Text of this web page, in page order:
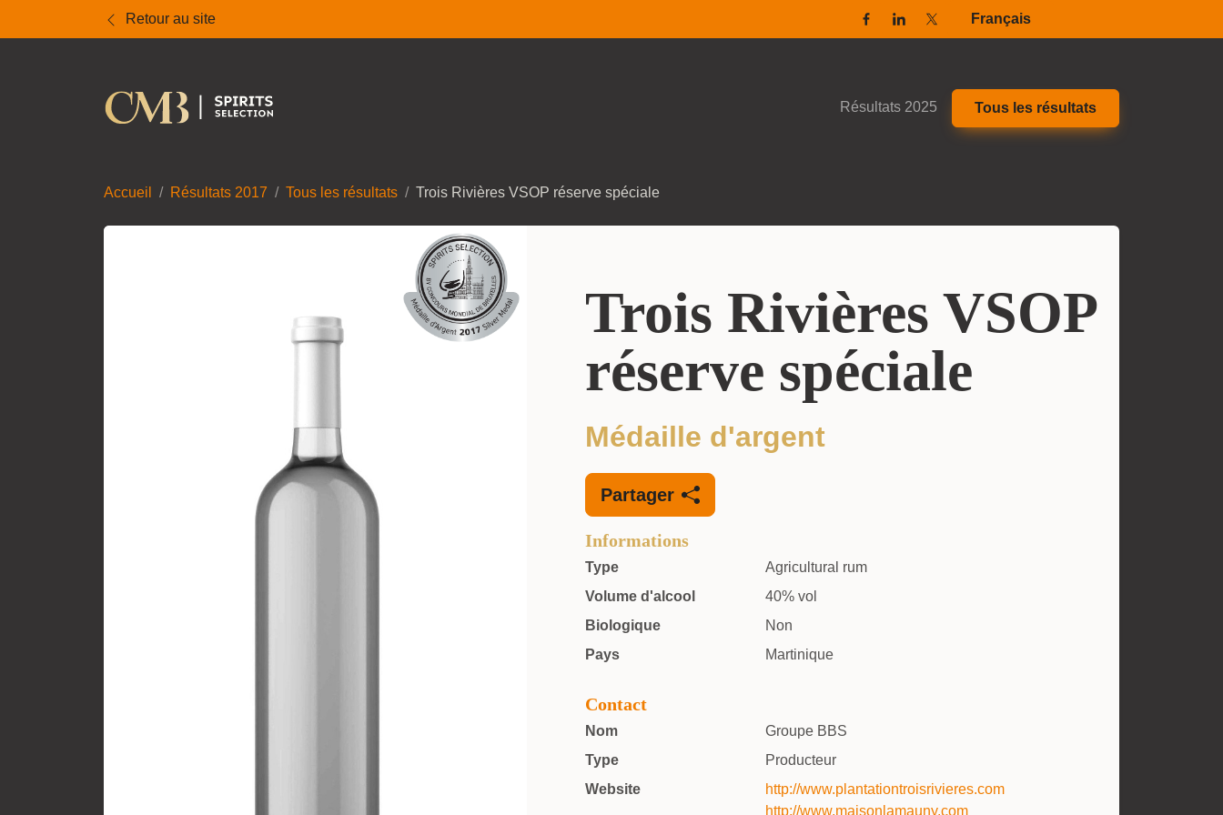
Retour au site
Facebook
LinkedinTwitter / X
Français
Résultats 2025 Tous les résultats
Accueil Résultats 2017 Tous les résultats Trois Rivières VSOP réserve spéciale
Trois Rivières VSOP
réserve spéciale
Médaille d'argent
Partager
Informations
Type
Agricultural rum
Volume d'alcool
40% vol
Biologique
Non
Pays
Martinique
Contact
Nom
Groupe BBS
Type
Producteur
Website
http://www.plantationtroisrivieres.com
http://www.maisonlamauny.com